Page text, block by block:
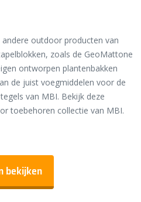
outdoor producten van
zoals de GeoMattone
ontworpen plantenbakken
de juist voegmiddelen voor de
van MBI. Bekijk deze
toebehoren collectie van MBI.
bekijken